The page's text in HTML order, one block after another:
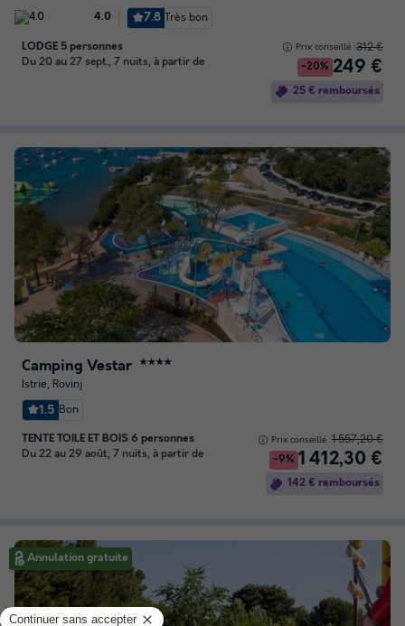
4.0 7.8 Très bon
LODGE 5 personnes
Du 20 au 27 sept., 7 nuits, à partir de
Prix conseillé :312 €
-20% 249 €
25 € remboursés
Camping Vestar ★★★★
Istrie, Rovinj
1.5 Bon
TENTE TOILE ET BOIS 6 personnes
Du 22 au 29 août, 7 nuits, à partir de
Prix conseillé :1 557,20 €
-9% 1 412,30 €
142 € remboursés
Annulation gratuite